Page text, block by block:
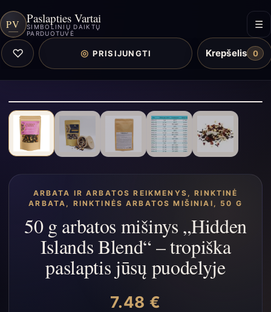
PV Paslapties Vartai
SIMBOLINIŲ DAIKTŲ
PARDUOTUVĖ
☰
♡ ◎ PRISIJUNGTI Krepšelis 0
ARBATA IR ARBATOS REIKMENYS ,RINKTINĖ
ARBATA , RINKTINĖS ARBATOS MIŠINIAI, 50 G
50 g arbatos mišinys „Hidden
Islands Blend“ – tropiška
paslaptis jūsų puodelyje
7.48 €